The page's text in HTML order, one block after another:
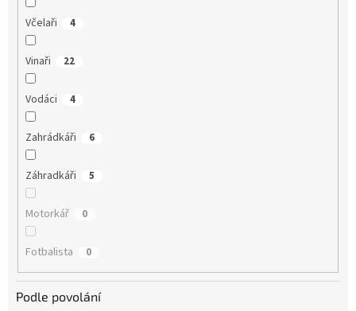
Včelaři 4
Vinaři 22
Vodáci 4
Zahrádkáři 6
Záhradkáři 5
Motorkář 0
Fotbalista 0
Podle povolání